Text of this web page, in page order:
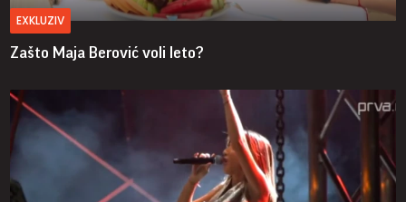
EXKLUZIV
Zašto Maja Berović voli leto?